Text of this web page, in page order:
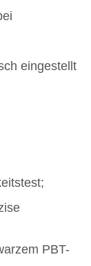
eingestellt
PBT-